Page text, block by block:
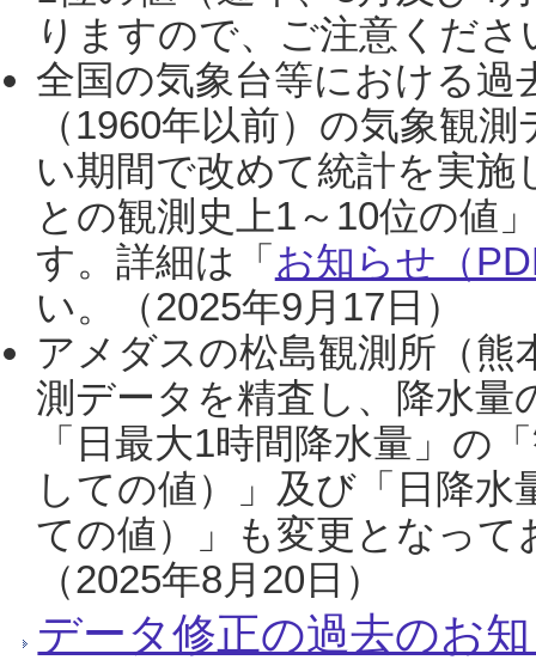
りますので、ご注意くだ
全国の気象台等における過
（1960年以前）の気象観
い期間で改めて統計を実
との観測史上1～10位の値
す。詳細は「 お知らせ（
い。（2025年9月17日）
アメダスの松島観測所（熊
測データを精査し、降水
「日最大1時間降水量」の
しての値）」及び「日降
ての値）」も変更となっ
（2025年8月20日）
データ修正の過去のお